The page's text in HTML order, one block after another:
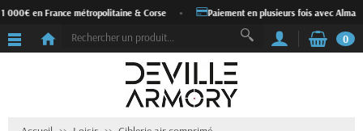
000€ en France métropolitaine & Corse Paiement en plusieurs fois avec Alma
0